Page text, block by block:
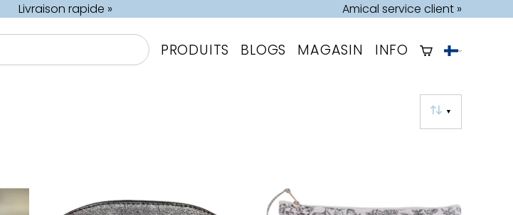
Livraison rapide » Amical service client »
PRODUITS BLOGS MAGASIN INFO
▼